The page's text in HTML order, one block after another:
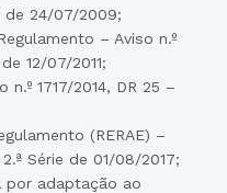
de 24/07/2009;
– Aviso n.º
12/07/2011;
1717/2014, DR 25 –
(RERAE) –
Série de 01/08/2017;
por adaptação ao